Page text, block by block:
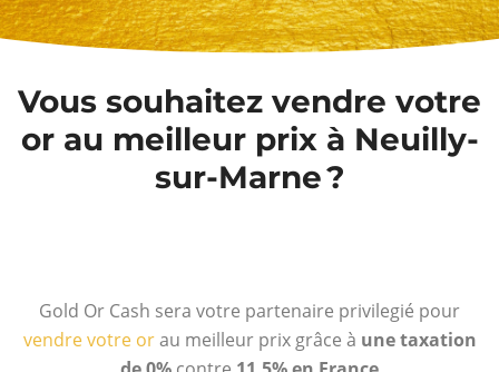
Vous souhaitez vendre votre
or au meilleur prix à Neuilly-
sur-Marne ?
Gold Or Cash sera votre partenaire privilegié pour
vendre votre orau meilleur prix grâce à une taxation